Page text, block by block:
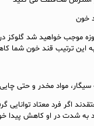
خون
موجب خواهید شد گلوکز
به این ترتیب قند خون شما
سیگار، مواد مخدر و حتی
اگر فرد معتاد توانایی
به شدت در او کاهش پیدا